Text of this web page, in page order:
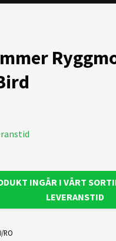
INGÅR I VÅRT
LEVERANSTID
RO